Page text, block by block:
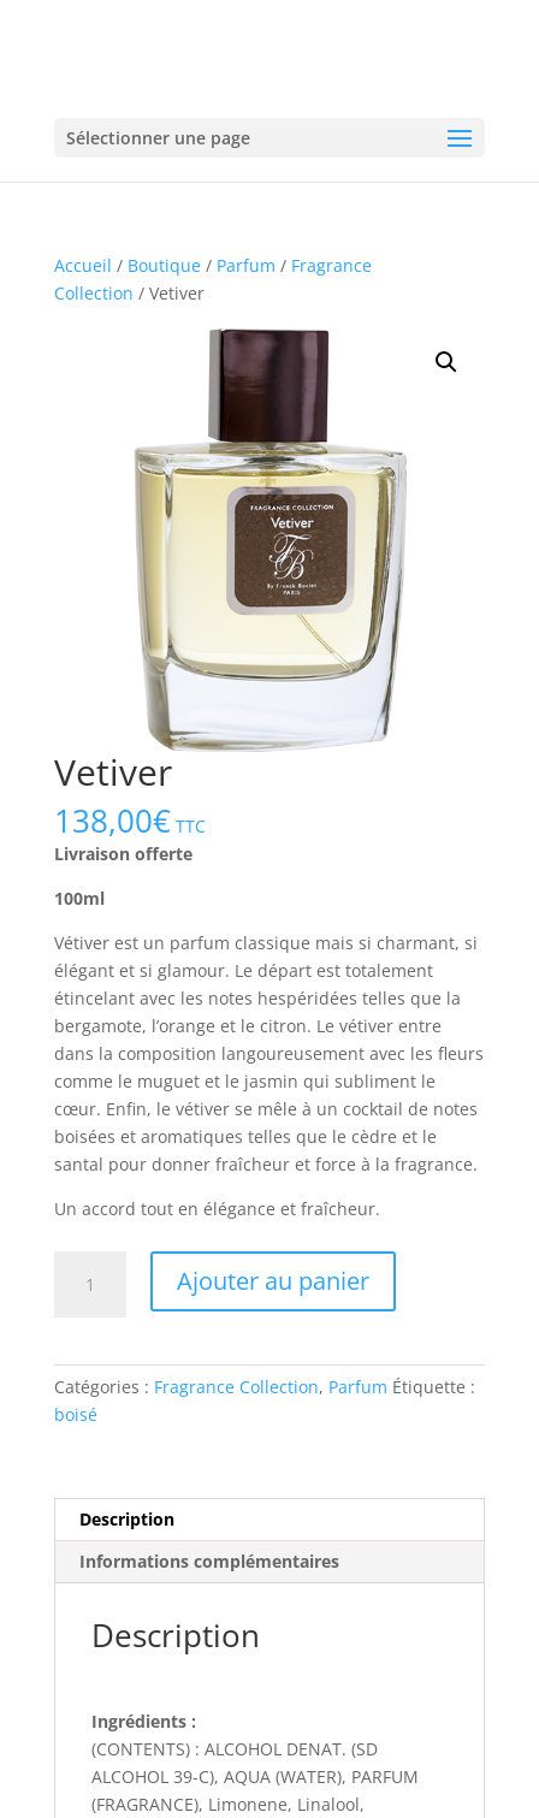
Sélectionner une page
Accueil / Boutique/ Parfum / Fragrance
Collection / Vetiver
Vetiver
138,00€ TTC
Livraison offerte
100ml
Vétiver est un parfum classique mais si charmant, si
élégant et si glamour. Le départ est totalement
étincelant avec les notes hespéridées telles que la
bergamote, l’orange et le citron. Le vétiver entre
dans la composition langoureusement avec les fleurs
comme le muguet et le jasmin qui subliment le
cœur. Enfin, le vétiver se mêle à un cocktail de notes
boisées et aromatiques telles que le cèdre et le
santal pour donner fraîcheur et force à la fragrance.
Un accord tout en élégance et fraîcheur.
Ajouter au panier
Catégories : Fragrance Collection, Parfum Étiquette :
boisé
Description
Informations complémentaires
Description
Ingrédients :
(CONTENTS) : ALCOHOL DENAT. (SD
ALCOHOL 39-C), AQUA (WATER), PARFUM
(FRAGRANCE), Limonene, Linalool,